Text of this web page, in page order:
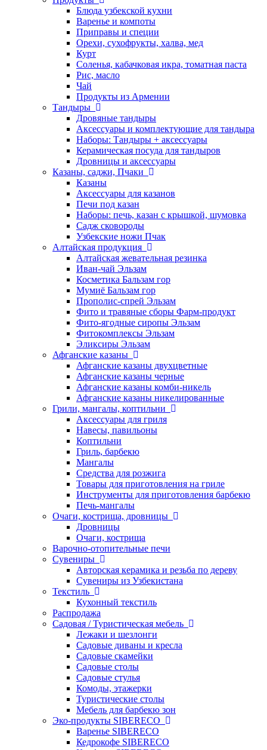
Блюда узбекской кухни
Варенье и компоты
Приправы и специи
Орехи, сухофрукты, халва, мед
Курт
Соленья, кабачковая икра, томатная паста
Рис, масло
Чай
Продукты из Армении
Тандыры
Дровяные тандыры
Аксессуары и комплектующие для тандыра
Наборы: Тандыры + аксессуары
Керамическая посуда для тандыров
Дровницы и аксессуары
Казаны, саджи, Пчаки
Казаны
Аксессуары для казанов
Печи под казан
Наборы: печь, казан с крышкой, шумовка
Садж сковороды
Узбекские ножи Пчак
Алтайская продукция
Алтайская жевательная резинка
Иван-чай Эльзам
Косметика Бальзам гор
Мумиё Бальзам гор
Прополис-спрей Эльзам
Фито и травяные сборы Фарм-продукт
Фито-ягодные сиропы Эльзам
Фитокомплексы Эльзам
Эликсиры Эльзам
Афганские казаны
Афганские казаны двухцветные
Афганские казаны черные
Афганские казаны комби-никель
Афганские казаны никелированные
Грили, мангалы, коптильни
Аксессуары для гриля
Навесы, павильоны
Коптильни
Гриль, барбекю
Мангалы
Средства для розжига
Товары для приготовления на гриле
Инструменты для приготовления барбекю
Печь-мангалы
Очаги, кострища, дровницы
Дровницы
Очаги, кострища
Варочно-отопительные печи
Сувениры
Авторская керамика и резьба по дереву
Сувениры из Узбекистана
Текстиль
Кухонный текстиль
Распродажа
Садовая / Туристическая мебель
Лежаки и шезлонги
Садовые диваны и кресла
Садовые скамейки
Садовые столы
Садовые стулья
Комоды, этажерки
Туристические столы
Мебель для барбекю зон
Эко-продукты SIBERECO
Варенье SIBERECO
Кедрокофе SIBERECO